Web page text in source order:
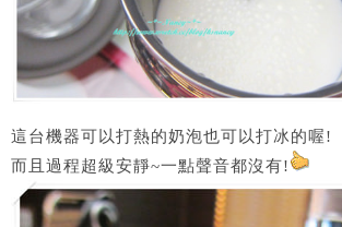
這台機器可以打熱的奶泡也可以打冰的喔!
而且過程超級安靜~一點聲音都沒有!